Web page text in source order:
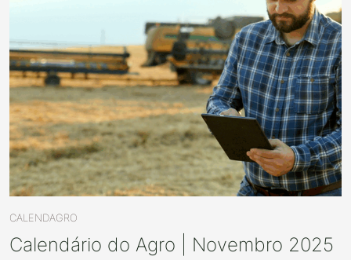
CALENDAGRO
Calendário do Agro | Novembro 2025